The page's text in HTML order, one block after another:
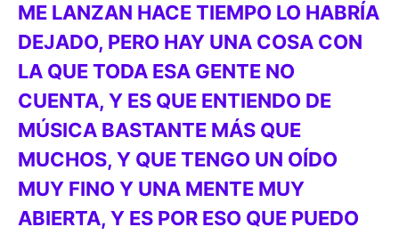
ME LANZAN HACE TIEMPO LO HABRÍA
DEJADO, PERO HAY UNA COSA CON
LA QUE TODA ESA GENTE NO
CUENTA, Y ES QUE ENTIENDO DE
MÚSICA BASTANTE MÁS QUE
MUCHOS, Y QUE TENGO UN OÍDO
MUY FINO Y UNA MENTE MUY
ABIERTA, Y ES POR ESO QUE PUEDO